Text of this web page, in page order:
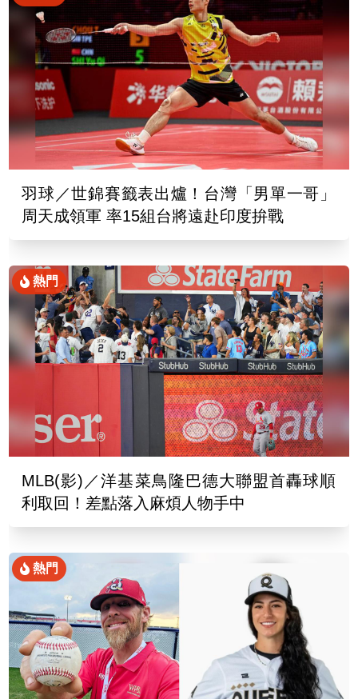
羽球／世錦賽籤表出爐！台灣「男單一哥」
周天成領軍 率15組台將遠赴印度拚戰
熱門
MLB(影)／洋基菜鳥隆巴德大聯盟首轟球順
利取回！差點落入麻煩人物手中
熱門